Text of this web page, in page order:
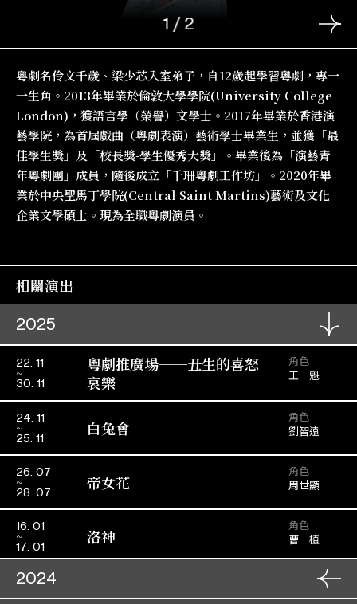
1 / 2
粵劇名伶文千歲、梁少芯入室弟子，自12歲起學習粵劇，專一
一生角。2013年畢業於倫敦大學學院(University College
London)，獲語言學（榮譽）文學士。2017年畢業於香港演
藝學院，為首屆戲曲（粵劇表演）藝術學士畢業生，並獲「最
佳學生獎」及「校長獎-學生優秀大獎」。畢業後為「演藝青
年粵劇團」成員，隨後成立「千珊粵劇工作坊」。2020年畢
業於中央聖馬丁學院(Central Saint Martins)藝術及文化
企業文學碩士。現為全職粵劇演員。
相關演出
2025
22. 11
30. 11
粵劇推廣場──丑生的喜怒
哀樂
角色
王 魁
24. 11
25. 11
白兔會
角色
劉智遠
26. 07
28. 07
帝女花
角色
周世顯
16. 01
17. 01
洛神
角色
曹 植
2024